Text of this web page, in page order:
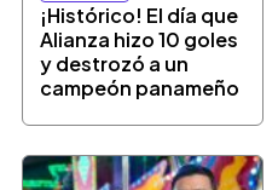
¡Histórico! El día que
Alianza hizo 10 goles
y destrozó a un
campeón panameño